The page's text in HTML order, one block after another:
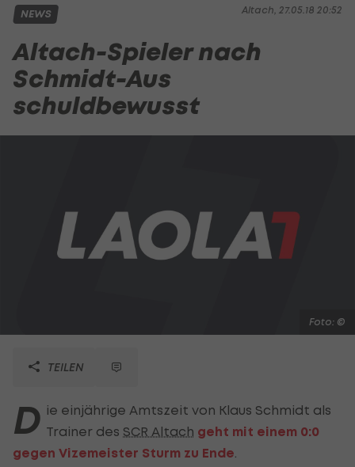
Altach, 27.05.18 20:52
NEWS
Altach-Spieler nach
Schmidt-Aus
schuldbewusst
Foto: ©
TEILEN
D ie einjährige Amtszeit von Klaus Schmidt als
Trainer des SCR Altach geht mit einem 0:0
gegen Vizemeister Sturm zu Ende